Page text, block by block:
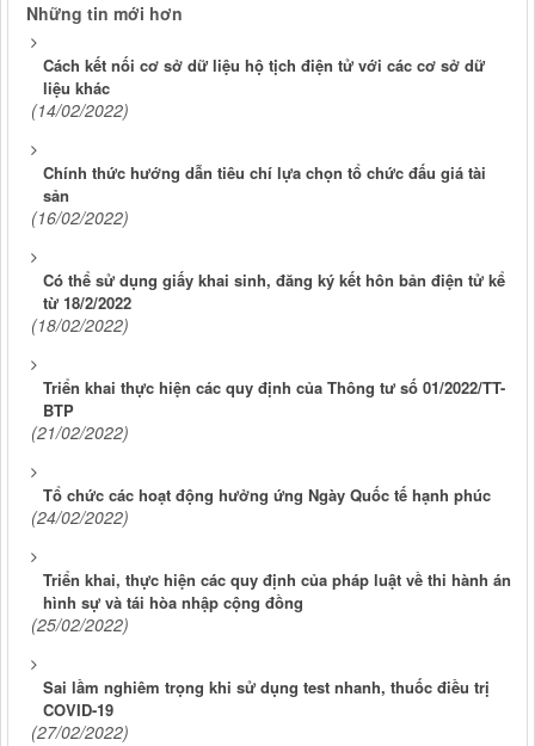
Những tin mới hơn
Cách kết nối cơ sở dữ liệu hộ tịch điện tử với các cơ sở dữ
liệu khác
(14/02/2022)
Chính thức hướng dẫn tiêu chí lựa chọn tổ chức đấu giá tài
sản
(16/02/2022)
Có thể sử dụng giấy khai sinh, đăng ký kết hôn bản điện tử kể
từ 18/2/2022
(18/02/2022)
Triển khai thực hiện các quy định của Thông tư số 01/2022/TT-
BTP
(21/02/2022)
Tổ chức các hoạt động hưởng ứng Ngày Quốc tế hạnh phúc
(24/02/2022)
Triển khai, thực hiện các quy định của pháp luật về thi hành án
hình sự và tái hòa nhập cộng đồng
(25/02/2022)
Sai lầm nghiêm trọng khi sử dụng test nhanh, thuốc điều trị
COVID-19
(27/02/2022)